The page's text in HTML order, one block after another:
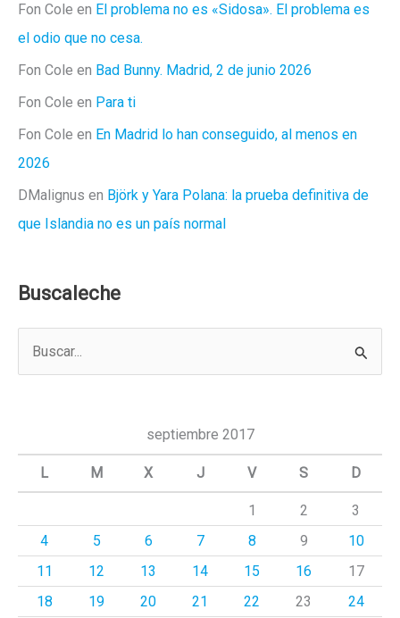
Fon Cole en El problema no es «Sidosa». El problema es
el odio que no cesa.
Fon Cole en Bad Bunny. Madrid, 2 de junio 2026
Fon Cole en Para ti
Fon Cole en En Madrid lo han conseguido, al menos en
2026
DMalignus en Björk y Yara Polana: la prueba definitiva de
que Islandia no es un país normal
Buscaleche
a
septiembre 2017
L M X J V S D
1 2
3
4
5 6 7 8 9
10
11
12 13 14 15 16
17
18
19 20 21 22 23 24